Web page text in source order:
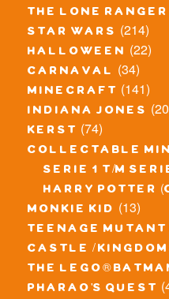
the lone ranger
star wars (214)
halloween (22)
carnaval (34)
minecraft (141)
indiana jones
kerst (74)
collectable
serie 1 t/m
harry potter
monkie kid (13)
teenage
castle /
the lego®
pharao's quest